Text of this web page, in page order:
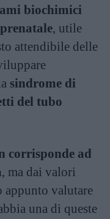
biochimici
, utile
attendibile delle
sindrome di
del tubo
corrisponde ad
, ma dai valori
appunto valutare
una di queste